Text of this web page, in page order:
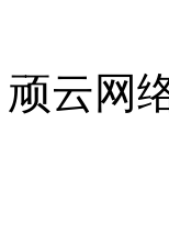
顽云网